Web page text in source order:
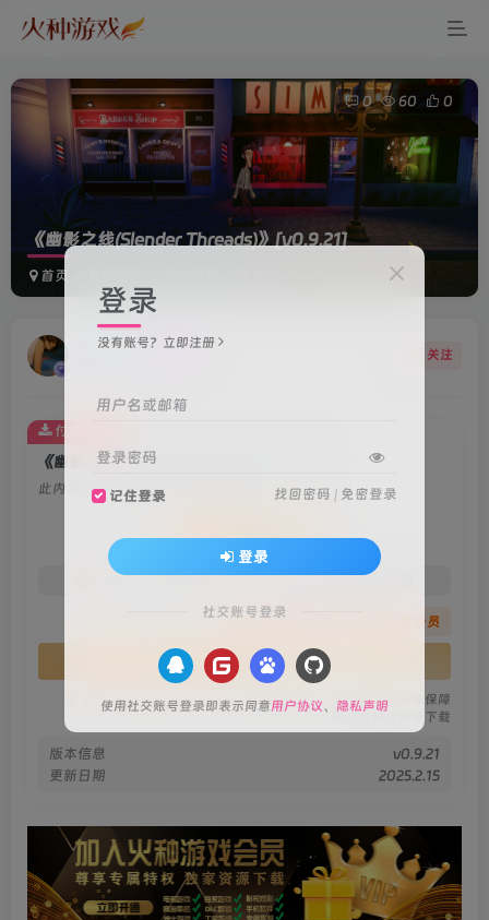
《幽影之线(Slender Threads)》 [v0.9.21]
首页
0 60 0
maoxx 关注
《幽影之线(Slender Threads)》[v0.9.21]
此内容为付费资源，请付费后查看
免费
您暂无购买权限，请先开通会员
开通会员
安全绿色无毒保障 永久免费稳定更新
资源有效持续保障
火种网盘极速下载
版本信息
v0.9.21
更新日期
2025.2.15
付费资源
登录
没有账号？立即注册
用户名或邮箱
登录密码
记住登录 找回密码 | 免密登录
登录
社交账号登录
使用社交账号登录即表示同意用户协议、 隐私声明